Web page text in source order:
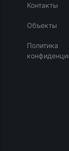
Контакты
Объекты
Политика